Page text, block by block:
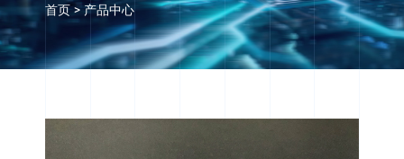
首页> 产品中心